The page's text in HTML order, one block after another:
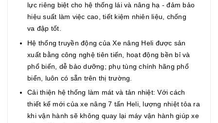
lực riêng biệt cho hệ thống lái và nâng hạ - đảm bảo
hiệu suất làm việc cao, tiết kiệm nhiên liệu, chống
va đập tốt.
Hệ thống truyền động của Xe nâng Heli được sản
xuất bằng công nghệ tiên tiến, hoạt động bền bỉ và
phổ biến, dễ bảo dưỡng; phụ tùng chính hãng phổ
biển, luôn có sẵn trên thị trường.
Cải thiện hệ thống làm mát và tản nhiệt: Với cách
thiết kế mới của xe nâng 7 tấn Heli, lượng nhiệt tỏa ra
khi vận hành sẽ không quay lại máy vận hành giúp xe